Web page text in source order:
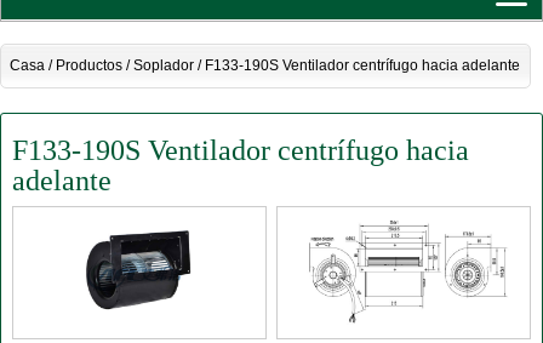
Casa/ Productos/Soplador/ F133-190S Ventilador centrífugo hacia adelante
F133-190S Ventilador centrífugo hacia
adelante